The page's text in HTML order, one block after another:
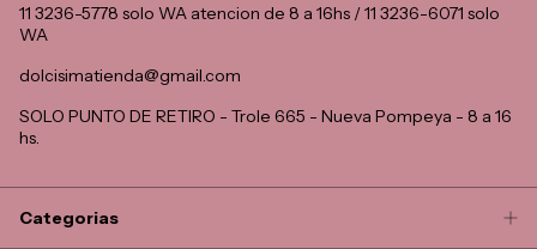
11 3236-5778 solo WA atencion de 8 a 16hs / 11 3236-6071 solo
WA
dolcisimatienda@gmail.com
SOLO PUNTO DE RETIRO - Trole 665 - Nueva Pompeya - 8 a 16
hs.
Categorias